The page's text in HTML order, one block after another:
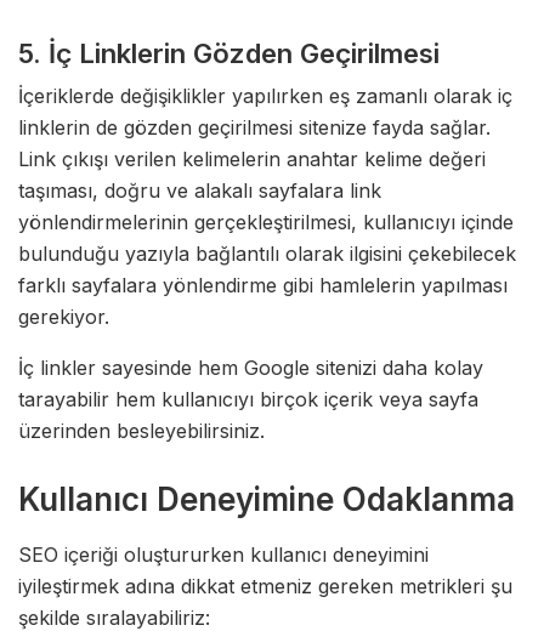
5. İç Linklerin Gözden Geçirilmesi
İçeriklerde değişiklikler yapılırken eş zamanlı olarak iç
linklerin de gözden geçirilmesi sitenize fayda sağlar.
Link çıkışı verilen kelimelerin anahtar kelime değeri
taşıması, doğru ve alakalı sayfalara link
yönlendirmelerinin gerçekleştirilmesi, kullanıcıyı içinde
bulunduğu yazıyla bağlantılı olarak ilgisini çekebilecek
farklı sayfalara yönlendirme gibi hamlelerin yapılması
gerekiyor.
İç linkler sayesinde hem Google sitenizi daha kolay
tarayabilir hem kullanıcıyı birçok içerik veya sayfa
üzerinden besleyebilirsiniz.
Kullanıcı Deneyimine Odaklanma
SEO içeriği oluştururken kullanıcı deneyimini
iyileştirmek adına dikkat etmeniz gereken metrikleri şu
şekilde sıralayabiliriz: